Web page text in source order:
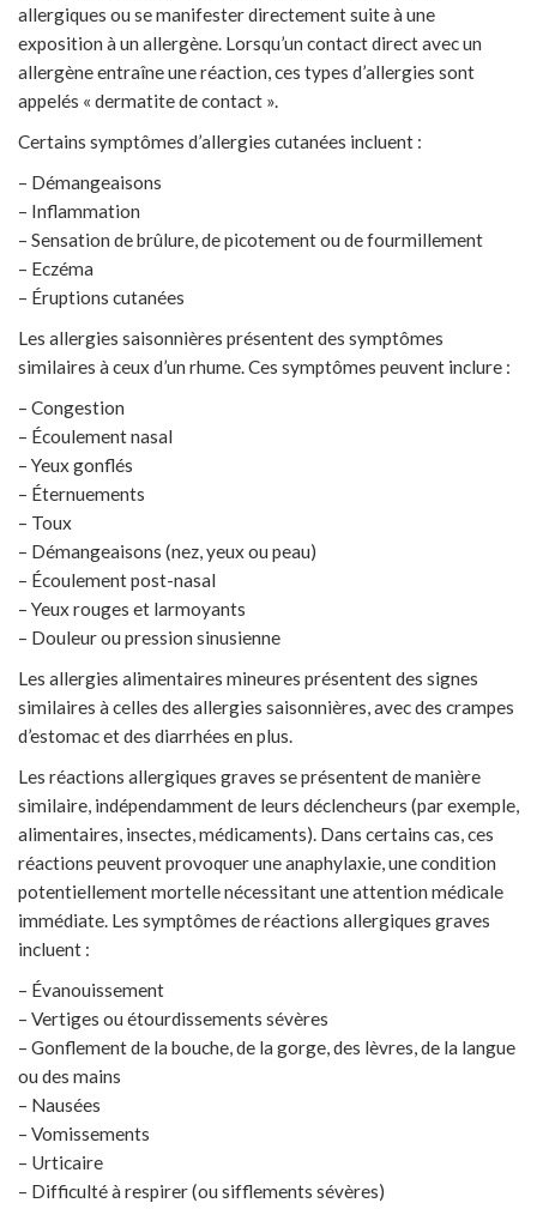
allergiques ou se manifester directement suite à une
exposition à un allergène. Lorsqu’un contact direct avec un
allergène entraîne une réaction, ces types d’allergies sont
appelés « dermatite de contact ».
Certains symptômes d’allergies cutanées incluent :
– Démangeaisons
– Inflammation
– Sensation de brûlure, de picotement ou de fourmillement
– Eczéma
– Éruptions cutanées
Les allergies saisonnières présentent des symptômes
similaires à ceux d’un rhume. Ces symptômes peuvent inclure :
– Congestion
– Écoulement nasal
– Yeux gonflés
– Éternuements
– Toux
– Démangeaisons (nez, yeux ou peau)
– Écoulement post-nasal
– Yeux rouges et larmoyants
– Douleur ou pression sinusienne
Les allergies alimentaires mineures présentent des signes
similaires à celles des allergies saisonnières, avec des crampes
d’estomac et des diarrhées en plus.
Les réactions allergiques graves se présentent de manière
similaire, indépendamment de leurs déclencheurs (par exemple,
alimentaires, insectes, médicaments). Dans certains cas, ces
réactions peuvent provoquer une anaphylaxie, une condition
potentiellement mortelle nécessitant une attention médicale
immédiate. Les symptômes de réactions allergiques graves
incluent :
– Évanouissement
– Vertiges ou étourdissements sévères
– Gonflement de la bouche, de la gorge, des lèvres, de la langue
ou des mains
– Nausées
– Vomissements
– Urticaire
– Difficulté à respirer (ou sifflements sévères)